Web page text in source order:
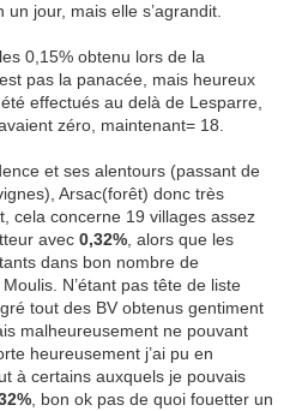
un jour, mais elle s’agrandit.
0,15% obtenu lors de la
pas la panacée, mais heureux
effectués au delà de Lesparre,
zéro, maintenant= 18.
et ses alentours (passant de
Arsac(forêt) donc très
cela concerne 19 villages assez
avec 0,32% , alors que les
dans bon nombre de
N’étant pas tête de liste
tout des BV obtenus gentiment
malheureusement ne pouvant
heureusement j’ai pu en
à certains auxquels je pouvais
, bon ok pas de quoi fouetter un